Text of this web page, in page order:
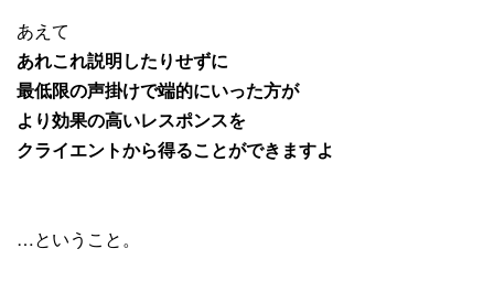
あえて
あれこれ説明したりせずに
最低限の声掛けで端的にいった方が
より効果の高いレスポンスを
クライエントから得ることができますよ
…ということ。